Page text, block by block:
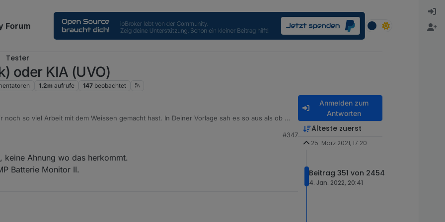
Forum
Tester
oder KIA (UVO)
1.2m aufrufe 147 beobachtet
noch so viel Arbeit mit dem Weissen gemacht hast. In Deiner Vorlage sah es so aus als ob Du
Im Editor sieht es so aus wie bei Dir, eine 0 und auch gleiche Parameter. In der VIS sieht es
funktionieren aber aktuell. Bluetooth Batterie-Wächter habe ich auch schon gelesen, was
da eine Detailview hast. #347
keine Ahnung wo das herkommt.
Batterie Monitor II.
Anmelden zum
Antworten
Älteste zuerst
25. März 2021, 17:20
Beitrag 351 von 2454
4. Jan. 2022, 20:41